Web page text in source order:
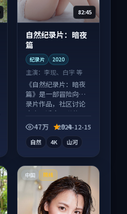
82:45
自然纪录片：暗夜
篇
纪录片 2020
主演：李现、白宇 等
《自然纪录片：暗夜
篇》是一部冒险向纪
录片作品，社区讨论
度高，适合配弹幕观
看。47万 9.4
2024-12-15
自然 4K 山河
中国 院线